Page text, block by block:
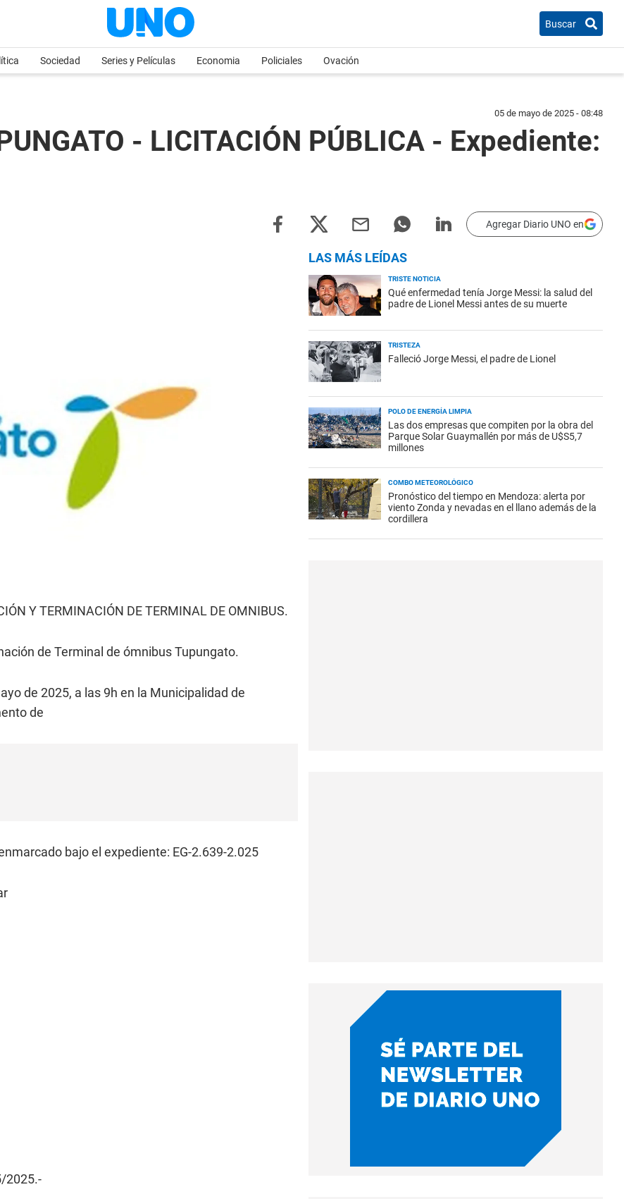
Buscar
Sociedad Series y Películas Economia Policiales Ovación
05 de mayo de 2025 - 08:48
- LICITACIÓN PÚBLICA - Expediente:
Agregar Diario UNO en
Y TERMINACIÓN DE TERMINAL DE OMNIBUS.
de Terminal de ómnibus Tupungato.
de 2025, a las 9h en la Municipalidad de
de
bajo el expediente: EG-2.639-2.025
2025.-
LAS MÁS LEÍDAS
TRISTE NOTICIA
Qué enfermedad tenía Jorge Messi: la salud del
padre de Lionel Messi antes de su muerte
TRISTEZA
Falleció Jorge Messi, el padre de Lionel
POLO DE ENERGÍA LIMPIA
Las dos empresas que compiten por la obra del
Parque Solar Guaymallén por más de U$S5,7
millones
COMBO METEOROLÓGICO
Pronóstico del tiempo en Mendoza: alerta por
viento Zonda y nevadas en el llano además de la
cordillera